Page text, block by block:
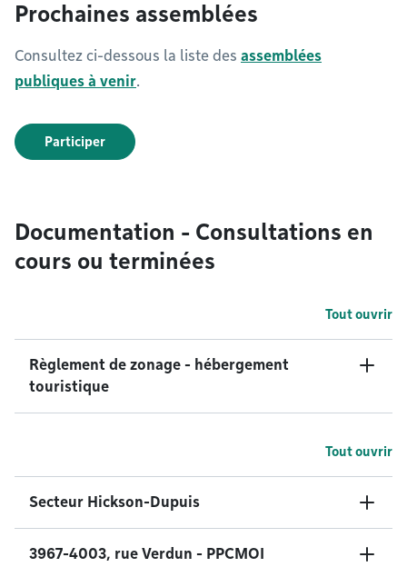
Prochaines assemblées
Consultez ci-dessous la liste des assemblées
publiques à venir.
Participer
Documentation - Consultations en
cours ou terminées
Tout ouvrir
Règlement de zonage - hébergement
touristique
Tout ouvrir
Secteur Hickson-Dupuis
3967-4003, rue Verdun - PPCMOI